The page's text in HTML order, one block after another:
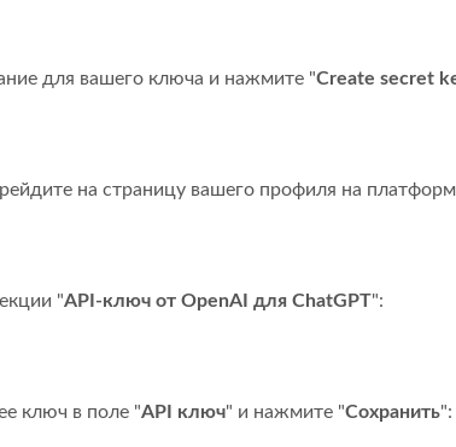
для вашего ключа и нажмите "Create secret
на страницу вашего профиля на
"API-ключ от OpenAI для ChatGPT":
ключ в поле "API ключ" и нажмите "Сохранить":